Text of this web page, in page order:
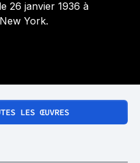
26 janvier 1936 à
York.
LES ŒUVRES